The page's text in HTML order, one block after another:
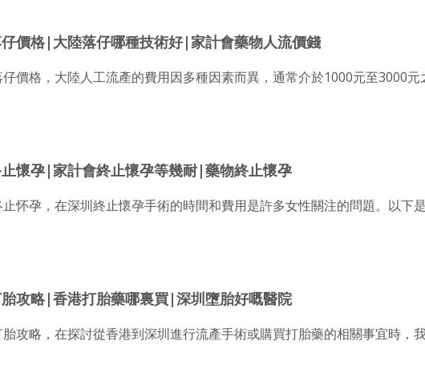
價格|大陸落仔哪種技術好|家計會藥物人流價錢
價格，大陸人工流產的費用因多種因素而異，通常介於1000元至3000元
懷孕|家計會終止懷孕等幾耐|藥物終止懷孕
怀孕，在深圳終止懷孕手術的時間和費用是許多女性關注的問題。以下
攻略|香港打胎藥哪裏買|深圳墮胎好嘅醫院
攻略，在探討從香港到深圳進行流產手術或購買打胎藥的相關事宜時，